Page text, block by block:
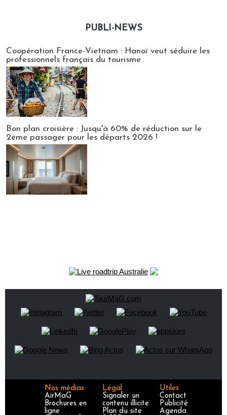
PUBLI-NEWS
Coopération France-Vietnam : Hanoï veut séduire les
professionnels français du tourisme
Bon plan croisière : Jusqu'à 60% de réduction sur le
2ème passager pour les départs 2026 !
Nos médias
AirMaG
Brochures en
ligne
Légal
Signaler un
contenu illicite
Plan du site
Utiles
Contact
Publicité
Agenda